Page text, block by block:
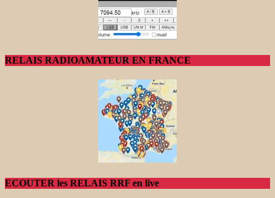
RELAIS RADIOAMATEUR EN FRANCE
ECOUTER les RELAIS RRF en live